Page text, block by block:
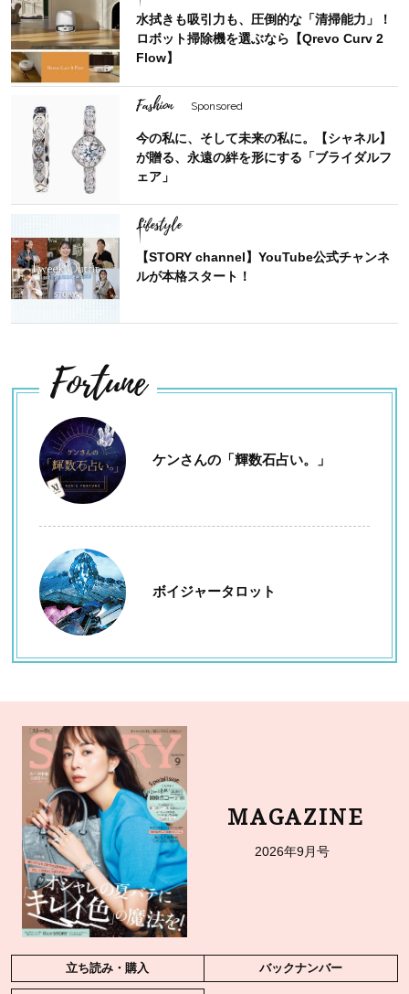
水拭きも吸引力も、圧倒的な「清掃能力」！
ロボット掃除機を選ぶなら【Qrevo Curv 2
Flow】
Fashion Sponsored
今の私に、そして未来の私に。【シャネル】
が贈る、永遠の絆を形にする「ブライダルフ
ェア」
Lifestyle
【STORY channel】YouTube公式チャンネ
ルが本格スタート！
Fortune
ケンさんの「輝数石占い。」
ボイジャータロット
MAGAZINE
2026年9月号
立ち読み・購入 バックナンバー